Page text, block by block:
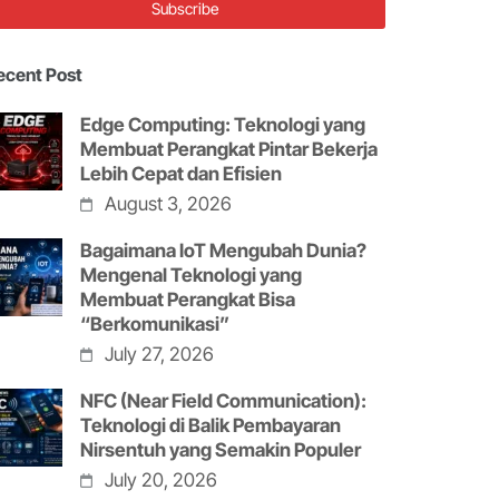
Post
Edge Computing: Teknologi yang
Membuat Perangkat Pintar Bekerja
Lebih Cepat dan Efisien
August 3, 2026
Bagaimana IoT Mengubah Dunia?
Mengenal Teknologi yang
Membuat Perangkat Bisa
“Berkomunikasi”
July 27, 2026
NFC (Near Field Communication):
Teknologi di Balik Pembayaran
Nirsentuh yang Semakin Populer
July 20, 2026